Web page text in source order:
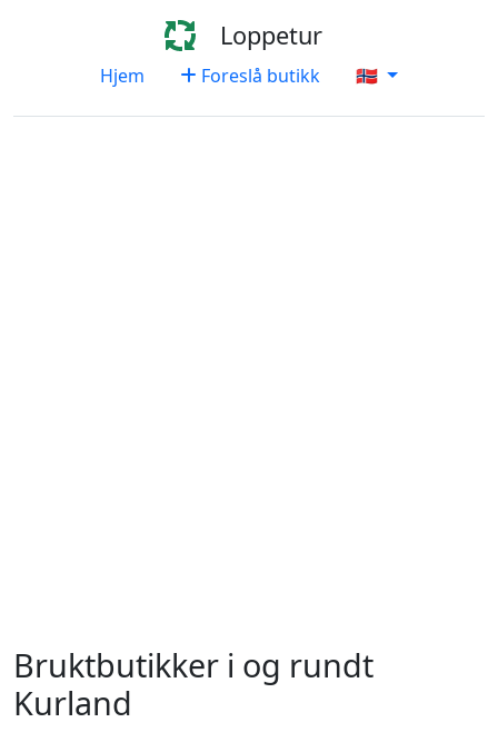
Loppetur
Hjem Foreslå butikk 🇳🇴
Bruktbutikker i og rundt
Kurland